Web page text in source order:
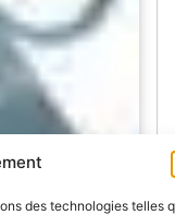
des technologies telles